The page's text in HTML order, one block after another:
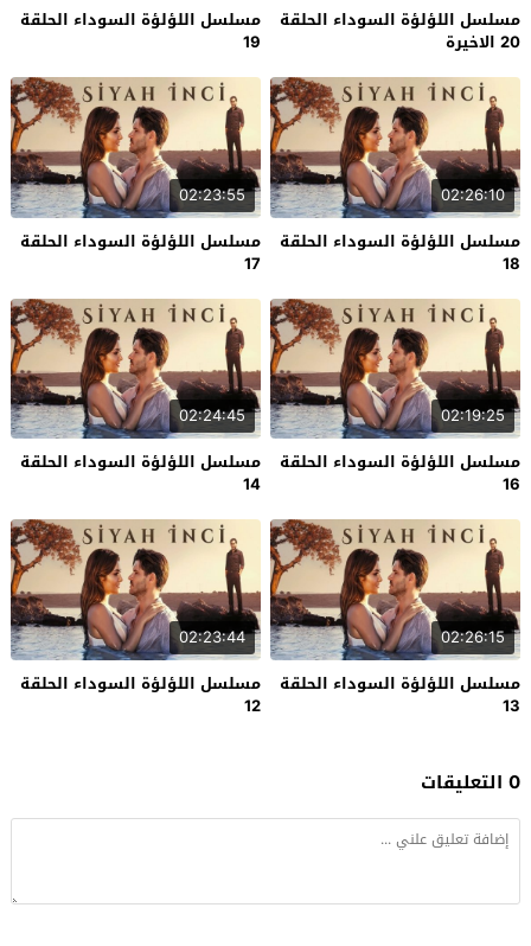
مسلسل اللؤلؤة السوداء الحلقة
20 الاخيرة
مسلسل اللؤلؤة السوداء الحلقة
19
02:26:10
مسلسل اللؤلؤة السوداء الحلقة
18
02:23:55
مسلسل اللؤلؤة السوداء الحلقة
17
02:19:25
مسلسل اللؤلؤة السوداء الحلقة
16
02:24:45
مسلسل اللؤلؤة السوداء الحلقة
14
02:26:15
مسلسل اللؤلؤة السوداء الحلقة
13
02:23:44
مسلسل اللؤلؤة السوداء الحلقة
12
0 التعليقات